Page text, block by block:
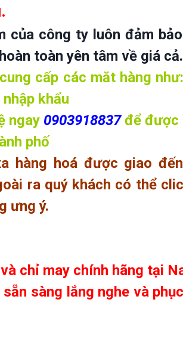
của công ty luôn đảm
toàn yên tâm về giá cả.
cấp các măt hàng
khẩu
ngay 0903918837 để được
phố
hàng hoá được giao
ra quý khách có thể
ưng ý.
chỉ may chính hãng tại
sàng lắng nghe và